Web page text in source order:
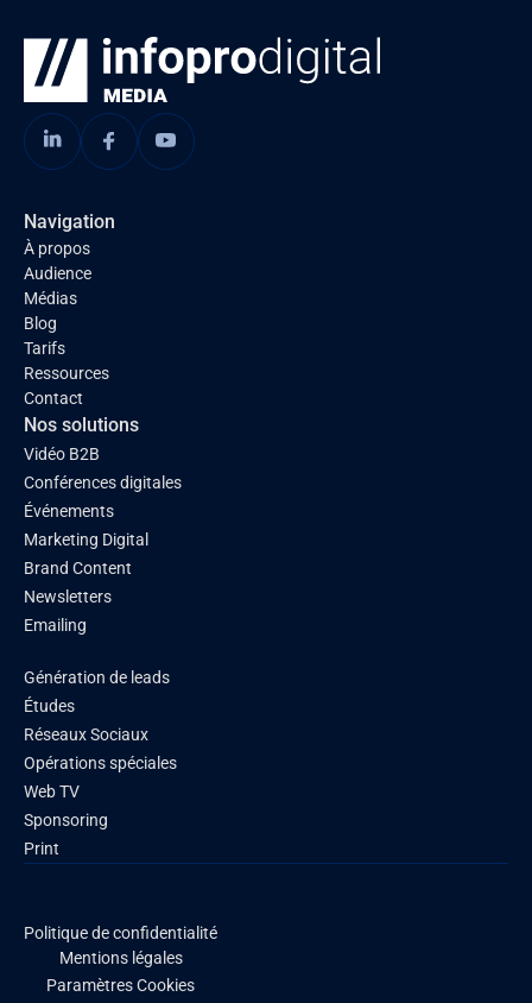
Navigation
À propos
Audience
Médias
Blog
Tarifs
Ressources
Contact
Nos solutions
Vidéo B2B
Conférences digitales
Événements
Marketing Digital
Brand Content
Newsletters
Emailing
Génération de leads
Études
Réseaux Sociaux
Opérations spéciales
Web TV
Sponsoring
Print
Politique de confidentialité
Mentions légales
Paramètres Cookies